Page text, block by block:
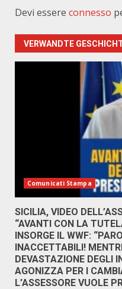
Devi essere connesso
VERWANDTE
Comunicati Stampa
SICILIA, VIDEO
“AVANTI CON LA
INSORGE IL WWF:
INACCETTABILI!
DEVASTAZIONE DEGLI
AGONIZZA PER I
L’ASSESSORE VUOLE